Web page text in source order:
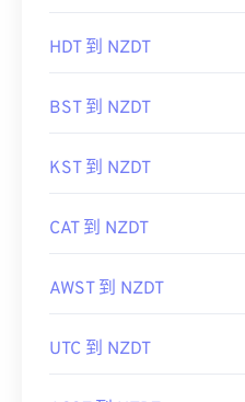
HDT 到 NZDT
BST 到 NZDT
KST 到 NZDT
CAT 到 NZDT
AWST 到 NZDT
UTC 到 NZDT